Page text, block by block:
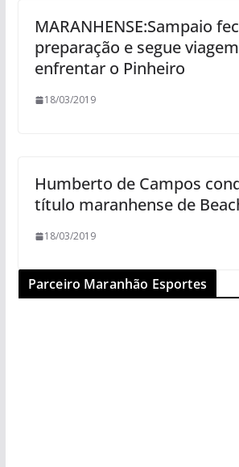
MARANHENSE:Sampaio
preparação e segue
enfrentar o Pinheiro
18/03/2019
Humberto de Campos
título maranhense de
18/03/2019
Parceiro Maranhão Esportes